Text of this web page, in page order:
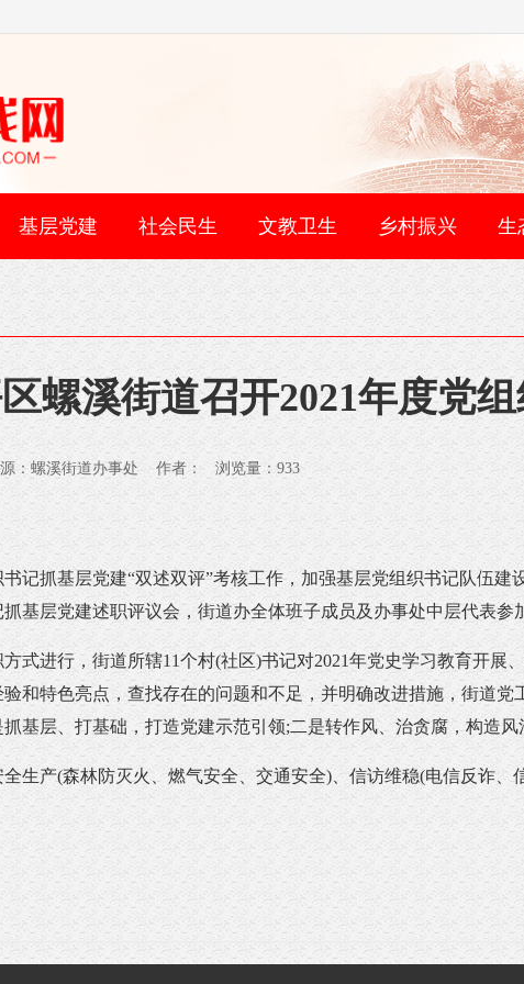
基层党建 社会民生 文教卫生 乡村振兴 生
螺溪街道召开2021年度党
：螺溪街道办事处 作者： 浏览量： 933
抓基层党建“双述双评”考核工作，加强基层党组织书记队伍建
基层党建述职评议会，街道办全体班子成员及办事处中层代表参
进行，街道所辖11个村(社区)书记对2021年党史学习教育开展
和特色亮点，查找存在的问题和不足，并明确改进措施，街道
基层、打基础，打造党建示范引领;二是转作风、治贪腐，构造
产(森林防灭火、燃气安全、交通安全)、信访维稳(电信反诈、